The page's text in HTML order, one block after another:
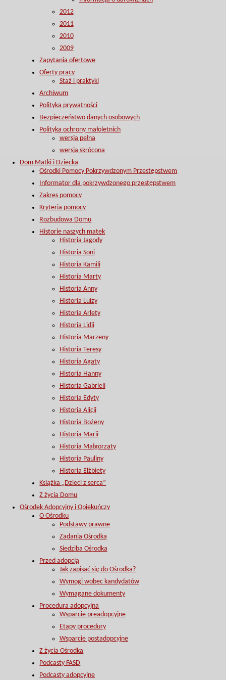
2012
2011
2010
2009
Zapytania ofertowe
Oferty pracy
Staż i praktyki
Archiwum
Polityka prywatności
Bezpieczeństwo danych osobowych
Polityka ochrony małoletnich
wersja pełna
wersja skrócona
Dom Matki i Dziecka
Ośrodki Pomocy Pokrzywdzonym Przestępstwem
Informator dla pokrzywdzonego przestępstwem
Zakres pomocy
Kryteria pomocy
Rozbudowa Domu
Historie naszych matek
Historia Jagody
Historia Soni
Historia Kamili
Historia Marty
Historia Anny
Historia Luizy
Historia Arlety
Historia Lidii
Historia Marzeny
Historia Teresy
Historia Agaty
Historia Hanny
Historia Gabrieli
Historia Edyty
Historia Alicji
Historia Bożeny
Historia Marii
Historia Małgorzaty
Historia Pauliny
Historia Elżbiety
Książka „Dzieci z serca”
Z życia Domu
Ośrodek Adopcyjny i Opiekuńczy
O Ośrodku
Podstawy prawne
Zadania Ośrodka
Siedziba Ośrodka
Przed adopcją
Jak zapisać się do Ośrodka?
Wymogi wobec kandydatów
Wymagane dokumenty
Procedura adopcyjna
Wsparcie preadopcyjne
Etapy procedury
Wsparcie postadopcyjne
Z życia Ośrodka
Podcasty FASD
Podcasty adopcyjne